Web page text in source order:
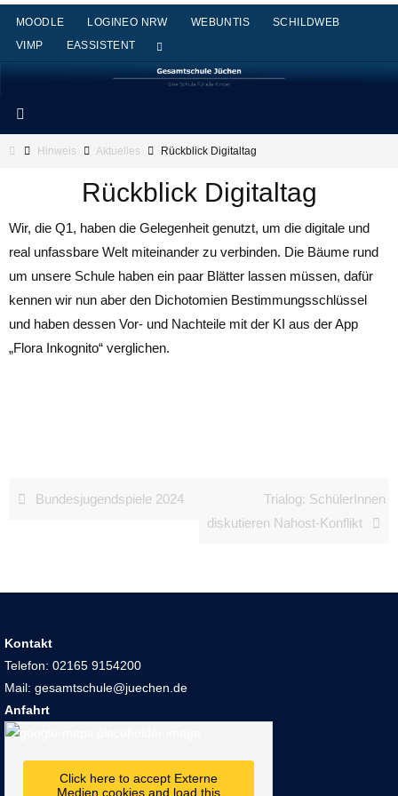
Zum
Inhalt
springen
MOODLE LOGINEO NRW WEBUNTIS
SCHILDWEB
VIMP
EASSISTENT
StartHinweis Aktuelles Rückblick Digitaltag
Rückblick Digitaltag
Wir, die Q1, haben die Gelegenheit genutzt, um die digitale und
real unfassbare Welt miteinander zu verbinden. Die Bäume rund
um unsere Schule haben ein paar Blätter lassen müssen, dafür
kennen wir nun aber den Dichotomien Bestimmungsschlüssel
und haben dessen Vor- und Nachteile mit der KI aus der App
„Flora Inkognito“ verglichen.
Bundesjugendspiele 2024
Trialog: SchülerInnen
diskutieren Nahost-Konflikt
Kontakt
Telefon: 02165 9154200
Mail: gesamtschule@juechen.de
Anfahrt
Click here to accept Externe
Medien cookies and load this